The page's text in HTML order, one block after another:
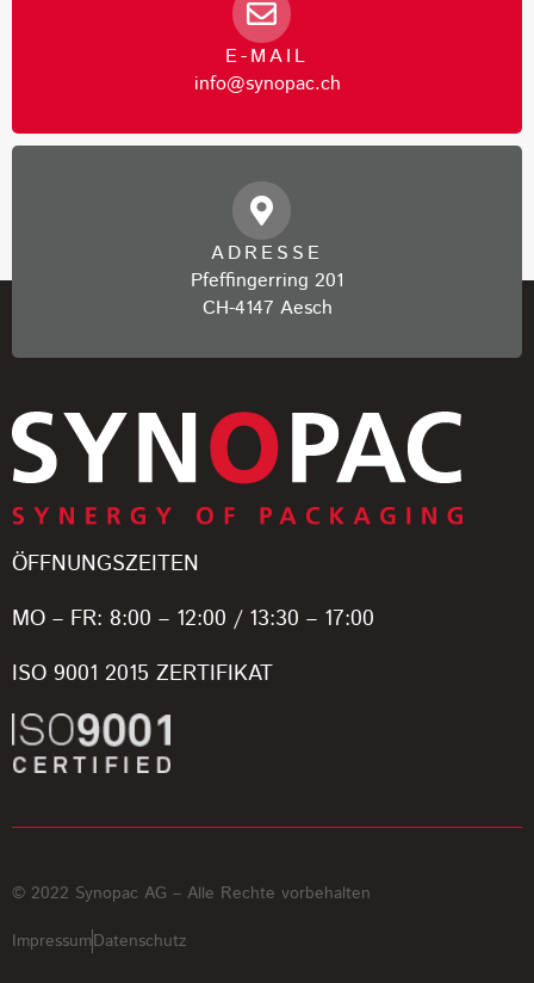
E-MAIL
info@synopac.ch
ADRESSE
Pfeffingerring 201
CH-4147 Aesch
ÖFFNUNGSZEITEN
MO – FR: 8:00 – 12:00 / 13:30 – 17:00
ISO 9001 2015 ZERTIFIKAT
© 2022 Synopac AG – Alle Rechte vorbehalten
ImpressumDatenschutz